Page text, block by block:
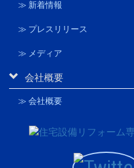
≫ 新着情報
≫ プレスリリース
≫ メディア
会社概要
≫ 会社概要